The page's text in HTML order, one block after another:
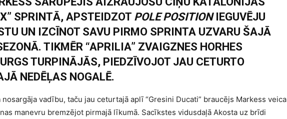
SPRINTĀ, APSTEIDZOT POLE POSITIONIEGUVĒJU
UN IZCĪNOT SAVU PIRMO SPRINTA UZVARU ŠAJĀ
TIKMĒR “APRILIA” ZVAIGZNES HORHES
TURPINĀJĀS, PIEDZĪVOJOT JAU CETURTO
NEDĒĻAS NOGALĒ.
vadību, taču jau ceturtajā aplī “Gresini Ducati” braucējs Markess veica
manevru bremzējot pirmajā līkumā. Sacīkstes vidusdaļā Akosta uz brīdi